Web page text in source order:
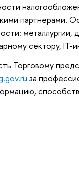
партнерами.
металлургии,
сектору, IT-
Торговому
за